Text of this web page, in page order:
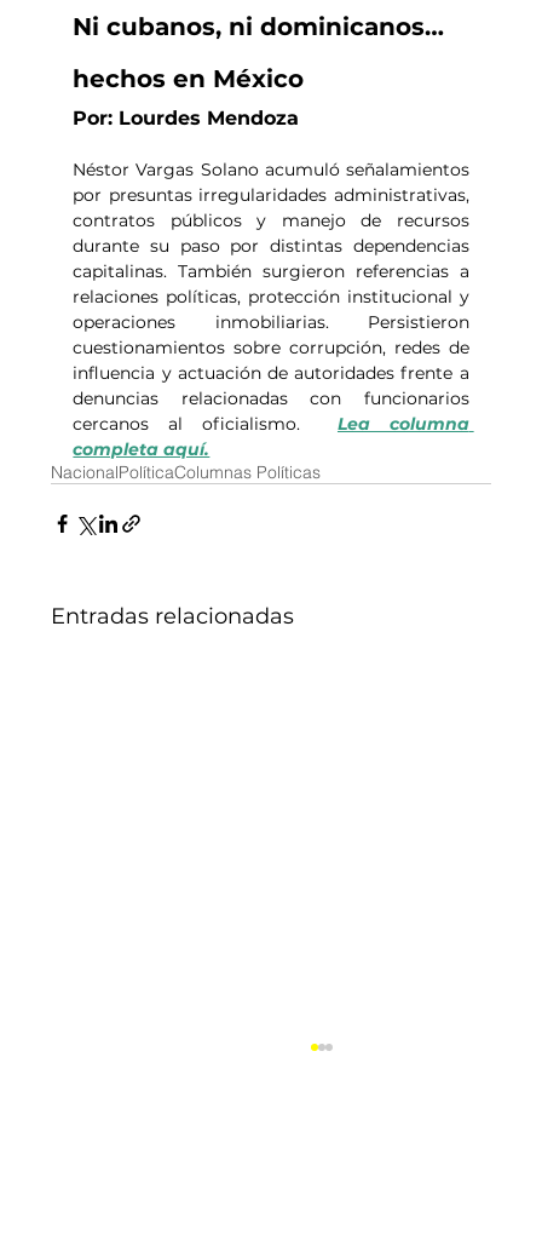
Ni cubanos, ni dominicanos…
hechos en México
Por: Lourdes Mendoza
Néstor Vargas Solano acumuló señalamientos
por presuntas irregularidades administrativas,
contratos públicos y manejo de recursos
durante su paso por distintas dependencias
capitalinas. También surgieron referencias a
relaciones políticas, protección institucional y
operaciones inmobiliarias. Persistieron
cuestionamientos sobre corrupción, redes de
influencia y actuación de autoridades frente a
denuncias relacionadas con funcionarios
cercanos al oficialismo. Lea columna
completa aquí.
NacionalPolíticaColumnas Políticas
Entradas relacionadas